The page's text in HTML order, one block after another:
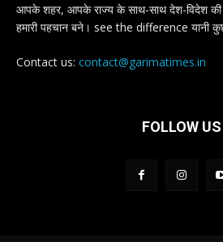
आपके शहर, आपके राज्य के साथ-साथ देश-विदेश
हमारी पहचान बने। see the difference यानी
Contact us: contact@garimatimes.in
FOLLOW US